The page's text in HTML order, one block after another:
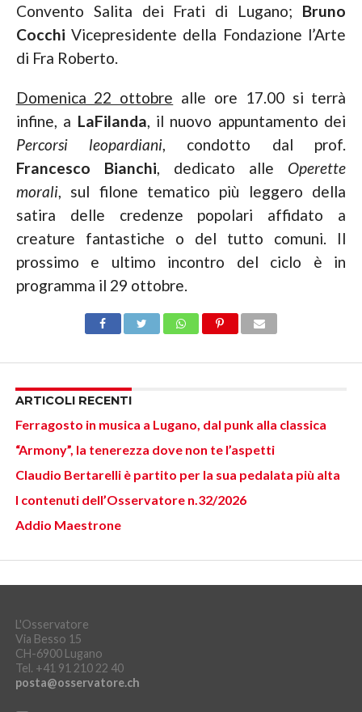
Convento Salita dei Frati di Lugano; Bruno
Cocchi Vicepresidente della Fondazione l’Arte
di Fra Roberto.
Domenica 22 ottobre alle ore 17.00 si terrà
infine, a LaFilanda, il nuovo appuntamento dei
Percorsi leopardiani, condotto dal prof.
Francesco Bianchi, dedicato alle Operette
morali, sul filone tematico più leggero della
satira delle credenze popolari affidato a
creature fantastiche o del tutto comuni. Il
prossimo e ultimo incontro del ciclo è in
programma il 29 ottobre.
ARTICOLI RECENTI
Ferragosto in musica a Lugano, dal punk alla classica
“Armony”, la tenerezza dove non te l’aspetti
Claudio Bertarelli è partito per la sua pedalata più alta
I contenuti dell’Osservatore n.32/2026
Addio Maestrone
L'Osservatore
Via Besso 15
CH-6900 Lugano
Tel. +41 91 210 22 40
posta@osservatore.ch